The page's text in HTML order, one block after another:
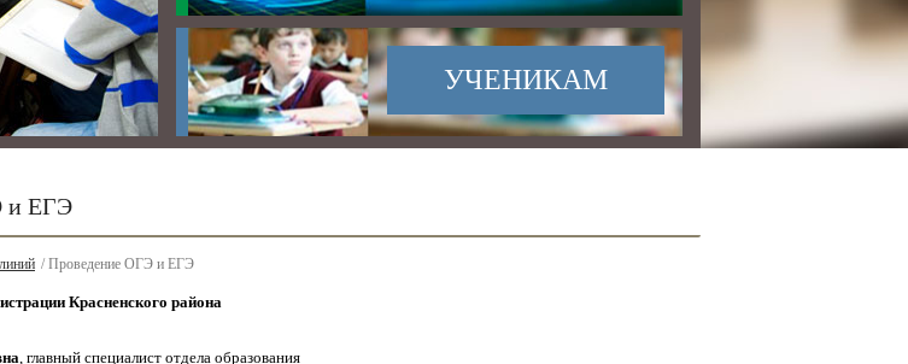
УЧЕНИКАМ
и ЕГЭ
/ Проведение ОГЭ и ЕГЭ
Красненского района
, главный специалист отдела образования